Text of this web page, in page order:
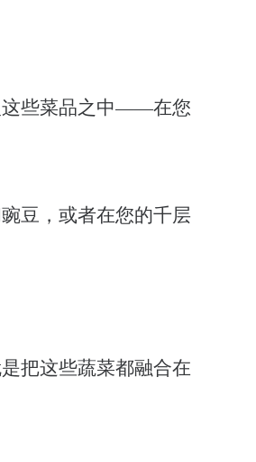
这些菜品之中——在您
豆，或者在您的千层
把这些蔬菜都融合在